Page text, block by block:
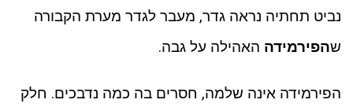
נביט תחתיה נראה גדר, מעבר לגדר מערת הקבורה
שהפירמידה האהילה על גבה.
הפירמידה אינה שלמה, חסרים בה כמה נדבכים. חלק